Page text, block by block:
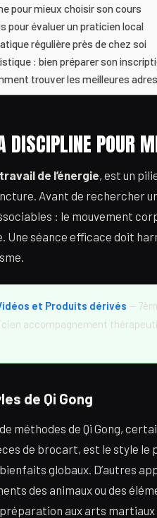
pour mieux choisir son cours
pour évaluer un praticien local
régulière près de chez soi
: bien préparer son
trouver les meilleures
DISCIPLINE POUR
travail de l’énergie, est un
Avant de rechercher
: le mouvement
séance efficace doit
et Produits dérivés —
accompagnement
de Qi Gong
méthodes de Qi Gong,
de brocart, est le style le
globaux. D’autres
des animaux ou des
aux arts